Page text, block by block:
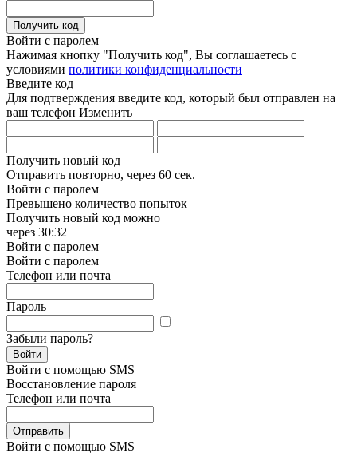
Получить код
Войти с паролем
Нажимая кнопку "Получить код", Вы соглашаетесь с
условиями политики конфиденциальности
Введите код
Для подтверждения введите код, который был отправлен на
ваш телефон Изменить
Получить новый код
Отправить повторно, через 60 сек.
Войти с паролем
Превышено количество попыток
Получить новый код можно
через 30:32
Войти с паролем
Войти с паролем
Телефон или почта
Пароль
Забыли пароль?
Войти
Войти с помощью SMS
Восстановление пароля
Телефон или почта
Отправить
Войти с помощью SMS